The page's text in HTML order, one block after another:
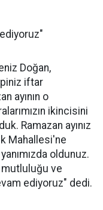
Doğan,
iftar
ayının o
ikincisini
Ramazan ayınız
Mahallesi'ne
oldunuz.
mutluluğu ve
ediyoruz" dedi.